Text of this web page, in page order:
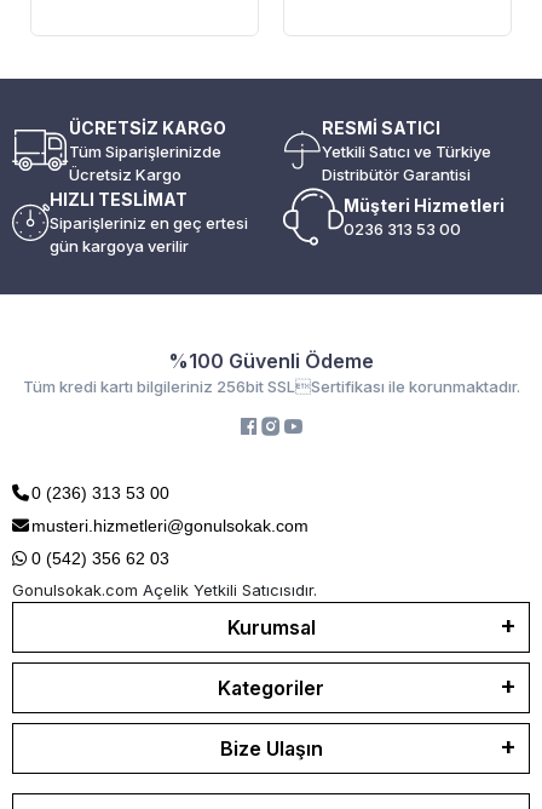
ÜCRETSİZ KARGO
Tüm Siparişlerinizde
Ücretsiz Kargo
RESMİ SATICI
Yetkili Satıcı ve Türkiye
Distribütör Garantisi
HIZLI TESLİMAT
Siparişleriniz en geç ertesi
gün kargoya verilir
Müşteri Hizmetleri
0236 313 53 00
%100 Güvenli Ödeme
Tüm kredi kartı bilgileriniz 256bit SSLSertifikası ile korunmaktadır.
0 (236) 313 53 00
musteri.hizmetleri@gonulsokak.com
0 (542) 356 62 03
Gonulsokak.com Açelik Yetkili Satıcısıdır.
Kurumsal
Kategoriler
Bize Ulaşın